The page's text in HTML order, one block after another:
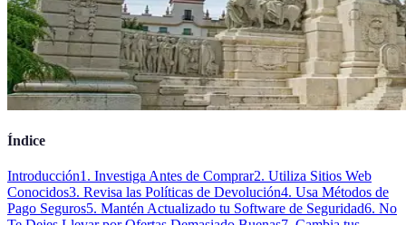
Índice
Introducción1. Investiga Antes de Comprar2. Utiliza Sitios Web
Conocidos3. Revisa las Políticas de Devolución4. Usa Métodos de
Pago Seguros5. Mantén Actualizado tu Software de Seguridad6. No